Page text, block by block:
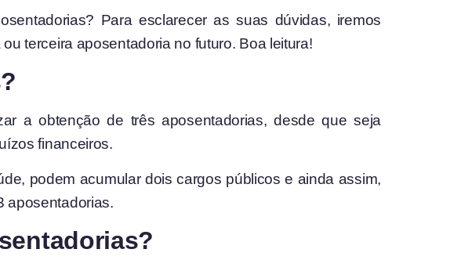
Para esclarecer as suas dúvidas, iremos
terceira aposentadoria no futuro. Boa leitura!
a obtenção de três aposentadorias, desde que seja
financeiros.
podem acumular dois cargos públicos e ainda assim,
aposentadorias.